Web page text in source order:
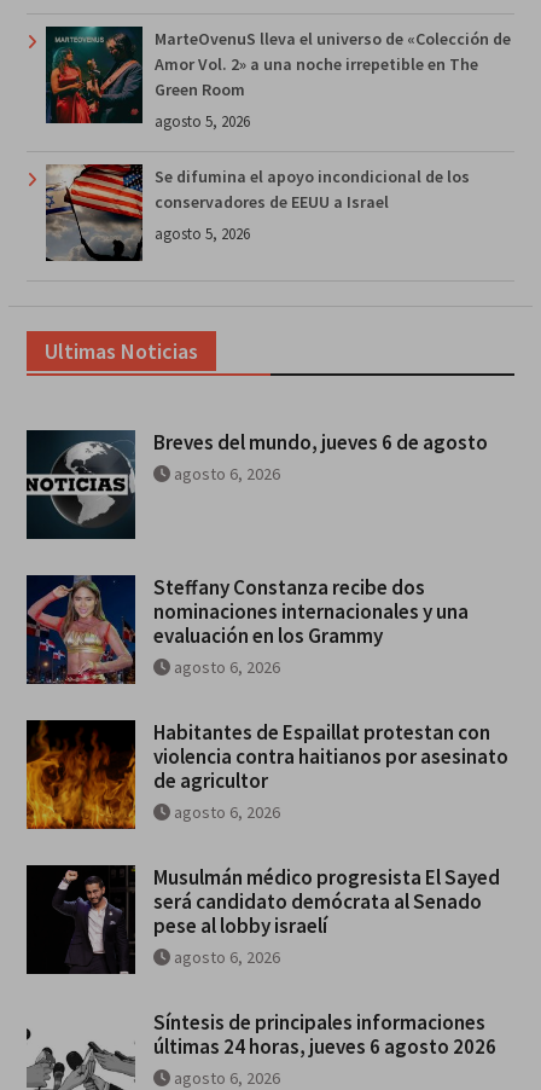
MarteOvenuS lleva el universo de «Colección de
Amor Vol. 2» a una noche irrepetible en The
Green Room
agosto 5, 2026
Se difumina el apoyo incondicional de los
conservadores de EEUU a Israel
agosto 5, 2026
Ultimas Noticias
Breves del mundo, jueves 6 de agosto
agosto 6, 2026
Steffany Constanza recibe dos
nominaciones internacionales y una
evaluación en los Grammy
agosto 6, 2026
Habitantes de Espaillat protestan con
violencia contra haitianos por asesinato
de agricultor
agosto 6, 2026
Musulmán médico progresista El Sayed
será candidato demócrata al Senado
pese al lobby israelí
agosto 6, 2026
Síntesis de principales informaciones
últimas 24 horas, jueves 6 agosto 2026
agosto 6, 2026